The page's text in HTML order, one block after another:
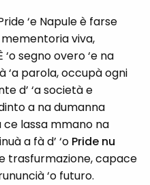
‘e Napule è farse
viva,
segno overo ‘e na
‘a parola, occupà ogni
d’ ‘a società e
a na dumanna
ce lassa mmano na
a fà d’ ‘o Pride nu
trasfurmazione, capace
‘o futuro.